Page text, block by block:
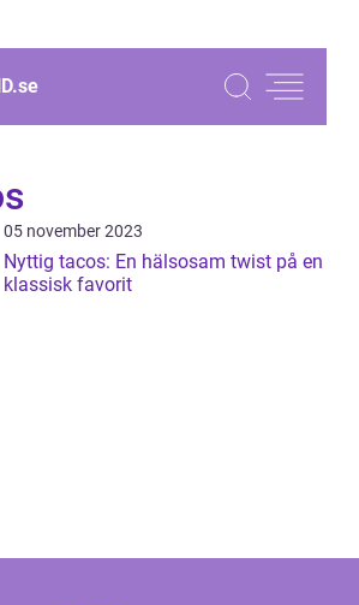
se
05 november 2023
Nyttig tacos: En hälsosam twist på en
klassisk favorit